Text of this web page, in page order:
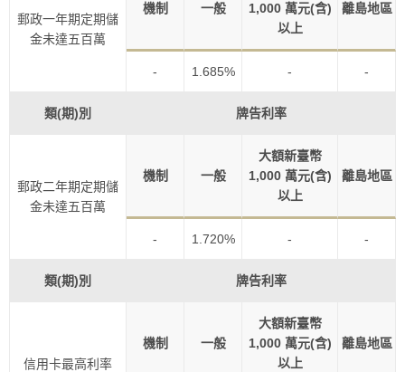
郵政一年期定期儲
金未達五百萬
機制 一般
1,000 萬元(含)
以上
離島地區
- 1.685% - -
類(期)別 牌告利率
郵政二年期定期儲
金未達五百萬
機制 一般
大額新臺幣
1,000 萬元(含)
以上
離島地區
- 1.720% - -
類(期)別 牌告利率
信用卡最高利率
機制 一般
大額新臺幣
1,000 萬元(含)
以上
離島地區